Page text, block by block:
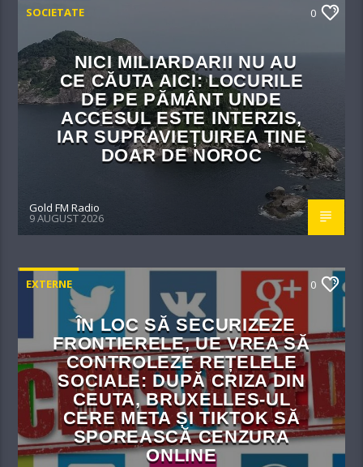
SOCIETATE 0
NICI MILIARDARII NU AU
CE CĂUTA AICI: LOCURILE
DE PE PĂMÂNT UNDE
ACCESUL ESTE INTERZIS,
IAR SUPRAVIEȚUIREA ȚINE
DOAR DE NOROC
Gold FM Radio
9 AUGUST 2026
EXTERNE 0
ÎN LOC SĂ SECURIZEZE
FRONTIERELE, UE VREA SĂ
CONTROLEZE REȚELELE
SOCIALE: DUPĂ CRIZA DIN
CEUTA, BRUXELLES-UL
CERE META ȘI TIKTOK SĂ
SPOREASCĂ CENZURA
ONLINE